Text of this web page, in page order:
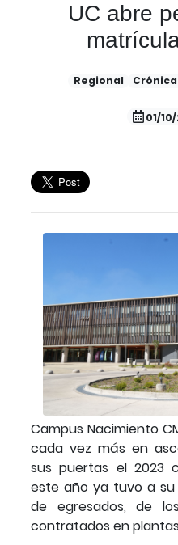
UC abre
Regional Crónica
01/
Campus Nacimiento
cada vez más en
sus puertas el 2023
este año ya tuvo a
de egresados, de
contratados en plantas